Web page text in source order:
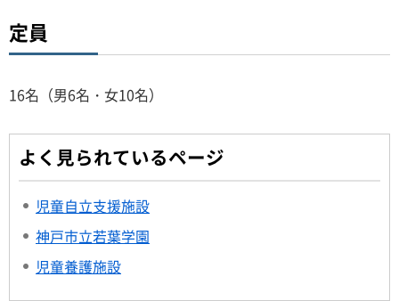
定員
16名（男6名・女10名）
よく見られているページ
児童自立支援施設
神戸市立若葉学園
児童養護施設